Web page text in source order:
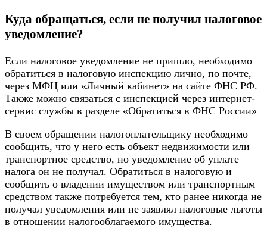
Куда обращаться, если не получил налоговое
уведомление?
Если налоговое уведомление не пришло, необходимо
обратиться в налоговую инспекцию лично, по почте,
через МФЦ или «Личный кабинет» на сайте ФНС РФ.
Также можно связаться с инспекцией через интернет-
сервис службы в разделе «Обратиться в ФНС России»
В своем обращении налогоплательщику необходимо
сообщить, что у него есть объект недвижимости или
транспортное средство, но уведомление об уплате
налога он не получал. Обратиться в налоговую и
сообщить о владении имуществом или транспортным
средством также потребуется тем, кто ранее никогда не
получал уведомления или не заявлял налоговые льготы
в отношении налогооблагаемого имущества.